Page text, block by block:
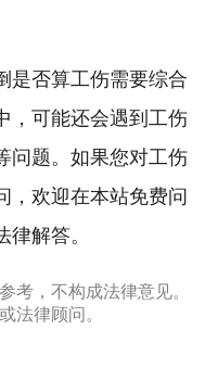
是否算工伤需要综合
，可能还会遇到工伤
问题。如果您对工伤
，欢迎在本站免费问
解答。
考，不构成法律意见。
法律顾问。